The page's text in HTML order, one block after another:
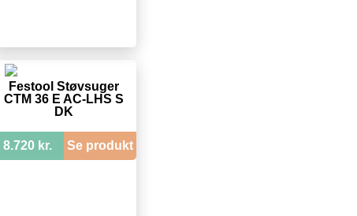
Festool Støvsuger
CTM 36 E AC-LHS S
DK
8.720 kr. Se produkt